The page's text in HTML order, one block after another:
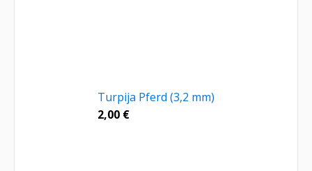
Turpija Pferd (3,2 mm)
2,00 €